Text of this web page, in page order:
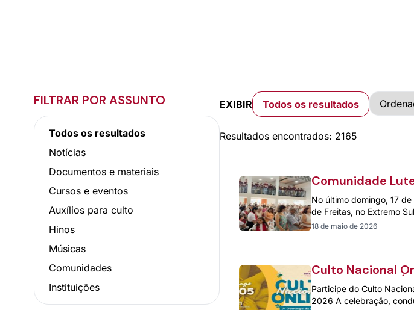
FILTRAR POR ASSUNTO
Todos os resultados
Notícias
Documentos e materiais
Cursos e eventos
Auxílios para culto
Hinos
Músicas
Comunidades
Instituições
EXIBIR Todos os resultados
Resultados encontrados: 2165
Comunidade
Freitas dedica
No último domingo, 17
de Freitas, no Extremo
18 de maio de 2026
Culto Nacional
DOMINGO DA
Participe do Culto
2026 A celebração,